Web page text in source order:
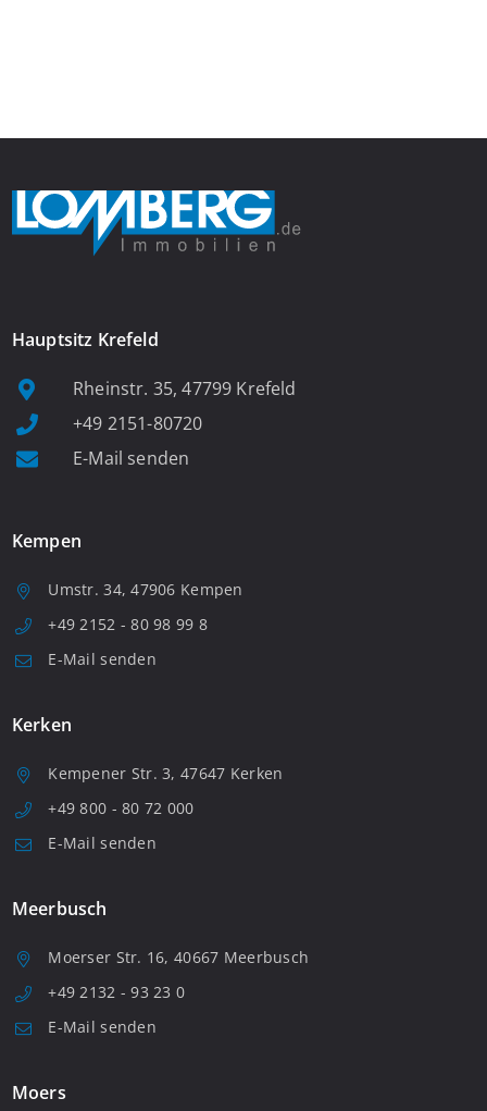
Hauptsitz Krefeld
Rheinstr. 35, 47799 Krefeld
+49 2151-80720
E-Mail senden
Kempen
Umstr. 34, 47906 Kempen
+49 2152 - 80 98 99 8
E-Mail senden
Kerken
Kempener Str. 3, 47647 Kerken
+49 800 - 80 72 000
E-Mail senden
Meerbusch
Moerser Str. 16, 40667 Meerbusch
+49 2132 - 93 23 0
E-Mail senden
Moers